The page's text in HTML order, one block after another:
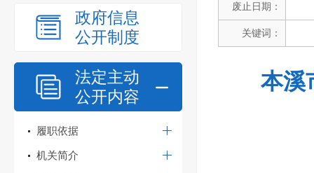
政府信息
公开制度
法定主动
公开内容
履职依据
机关简介
废止日期：
关键词：
本溪